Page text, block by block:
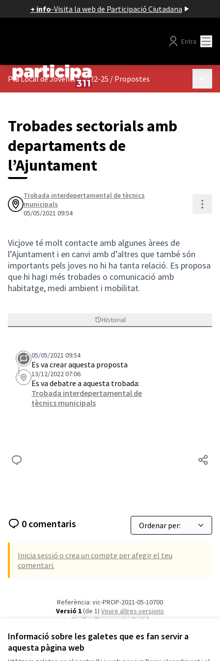
Informació sobre les galetes que es fan servir a
aquesta pàgina web
+ info-Visita la web de Participació Ciutadana
Entra
Pla Local de Joventut 2022-25 / Propostes
Trobades sectorials amb
departaments de
l’Ajuntament
Trobada interdepertamental de tècnics
municipals
05/05/2021 09:54
Vicjove té molt contacte amb algunes àrees de
l’Ajuntament i en canvi amb d’altres que també són
importants pels joves no hi ha tanta relació. Es proposa
que hi hagi més trobades o comunicació amb
habitatge, medi ambient i mobilitat.
Historial
05/05/2021 09:54
Es va crear aquesta proposta
13/12/2022 07:06
Es va debatre a aquesta trobada:
Trobada interdepertamental de
tècnics municipals
0 comentaris
Inicia sessió o crea un compte per afegir el teu
comentari.
Referència: vic-PROP-2021-05-10700
Versió 1(de 1)
veure altres versions
Verifica l'empremta digital
Termes i condicions d'ús
Configuració de les galetes